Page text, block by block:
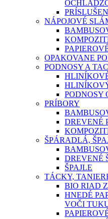
NÁPOJOVÉ
OPAKOVANE
PODNOSY A
PODNOSY
PRÍBORY
DREVENÉ
ŠPÁRADLÁ,
DREVENÉ
ŠPAJLE
TÁCKY,
BIO RIAD
HNEDÉ
VOČI